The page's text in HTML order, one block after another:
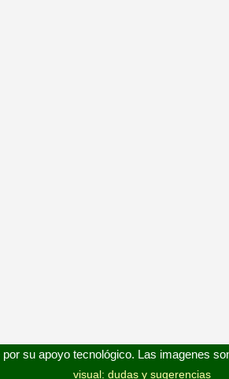
por su apoyo tecnológico. Las imagenes
visual: dudas y sugerencias